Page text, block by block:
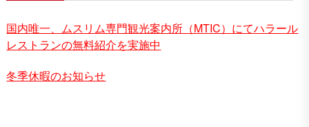
国内唯一、ムスリム専門観光案内所（MTIC）にてハラール
レストランの無料紹介を実施中
冬季休暇のお知らせ